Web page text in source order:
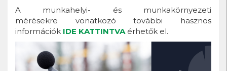
A munkahelyi- és munkakörnyezeti
mérésekre vonatkozó további hasznos
információk IDE KATTINTVAérhetők el.